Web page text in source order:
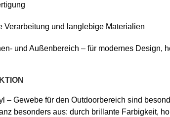
Verarbeitung und langlebige Materialien
und Außenbereich – für modernes Design,
– Gewebe für den Outdoorbereich sind
besonders aus: durch brillante Farbigkeit,